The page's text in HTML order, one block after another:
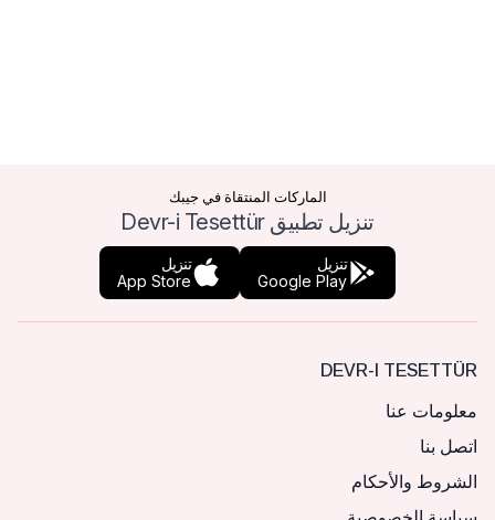
الماركات المنتقاة في جيبك
تنزيل تطبيق Devr-i Tesettür
تنزيل
Google Play
تنزيل
App Store
DEVR-I TESETTÜR
معلومات عنا
اتصل بنا
الشروط والأحكام